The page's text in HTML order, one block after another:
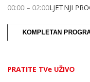
00:00 – 02:00LJETNJI
KOMPLETAN
PRATITE TVe UŽIVO